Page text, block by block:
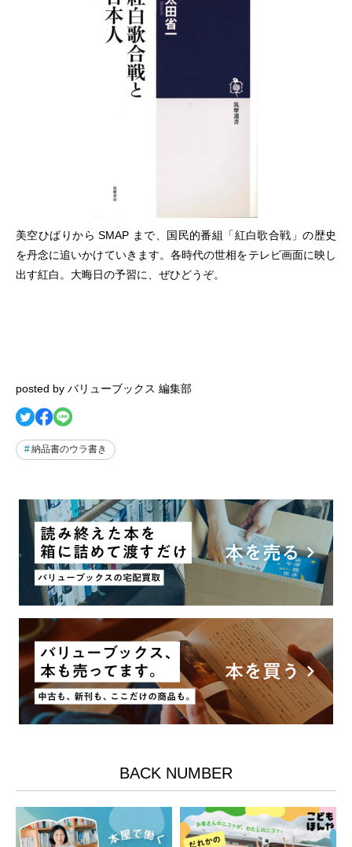
美空ひばりから SMAP まで、国民的番組「紅白歌合戦」の歴史
を丹念に追いかけていきます。各時代の世相をテレビ画面に映し
出す紅白。大晦日の予習に、ぜひどうぞ。
posted by バリューブックス 編集部
納品書のウラ書き
BACK NUMBER